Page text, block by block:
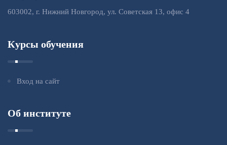
603002, г. Нижний Новгород, ул. Советская 13, офис 4
Курсы обучения
Вход на сайт
Об институте